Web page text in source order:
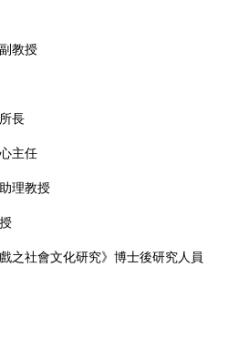
教授
長
主任
理教授
之社會文化研究》博士後研究人員